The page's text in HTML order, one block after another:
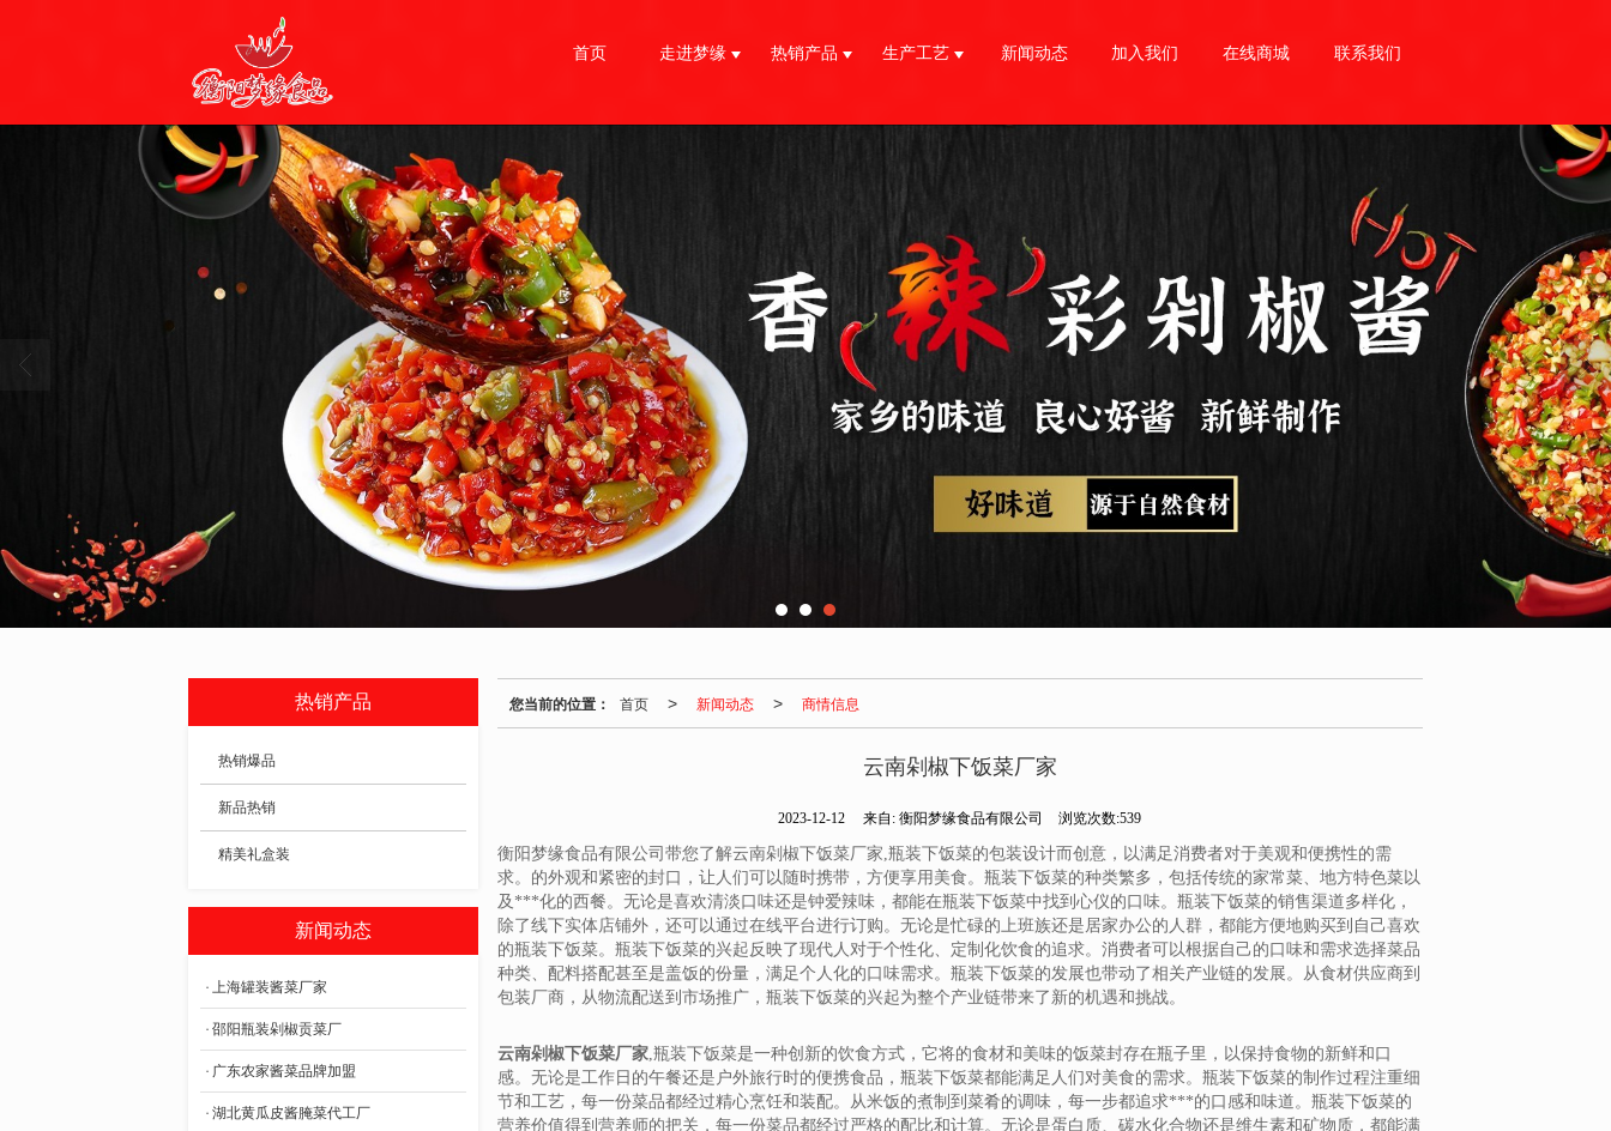
首页 走进梦缘 热销产品 生产工艺 新闻动态 加入我们 在线商城 联系我们
您当前的位置： 首页 > 新闻动态 > 商情信息
云南剁椒下饭菜厂家
2023-12-12 来自:衡阳梦缘食品有限公司 浏览次数:539
衡阳梦缘食品有限公司带您了解云南剁椒下饭菜厂家,瓶装下饭菜的包装设计而创意，以满足消费者对于美观和便携性的需
求。的外观和紧密的封口，让人们可以随时携带，方便享用美食。瓶装下饭菜的种类繁多，包括传统的家常菜、地方特色菜以
及***化的西餐。无论是喜欢清淡口味还是钟爱辣味，都能在瓶装下饭菜中找到心仪的口味。瓶装下饭菜的销售渠道多样化，
除了线下实体店铺外，还可以通过在线平台进行订购。无论是忙碌的上班族还是居家办公的人群，都能方便地购买到自己喜欢
的瓶装下饭菜。瓶装下饭菜的兴起反映了现代人对于个性化、定制化饮食的追求。消费者可以根据自己的口味和需求选择菜品
种类、配料搭配甚至是盖饭的份量，满足个人化的口味需求。瓶装下饭菜的发展也带动了相关产业链的发展。从食材供应商到
包装厂商，从物流配送到市场推广，瓶装下饭菜的兴起为整个产业链带来了新的机遇和挑战。
云南剁椒下饭菜厂家,瓶装下饭菜是一种创新的饮食方式，它将的食材和美味的饭菜封存在瓶子里，以保持食物的新鲜和口
感。无论是工作日的午餐还是户外旅行时的便携食品，瓶装下饭菜都能满足人们对美食的需求。瓶装下饭菜的制作过程注重细
节和工艺，每一份菜品都经过精心烹饪和装配。从米饭的煮制到菜肴的调味，每一步都追求***的口感和味道。瓶装下饭菜的
营养价值得到营养师的把关，每一份菜品都经过严格的配比和计算。无论是蛋白质、碳水化合物还是维生素和矿物质，都能满
热销产品
热销爆品
新品热销
精美礼盒装
新闻动态
上海罐装酱菜厂家
邵阳瓶装剁椒贡菜厂
广东农家酱菜品牌加盟
湖北黄瓜皮酱腌菜代工厂